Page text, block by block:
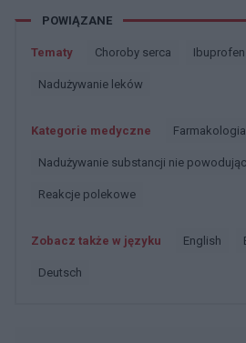
POWIĄZANE
Tematy Choroby serca Ibuprofen
Nadużywanie leków
Kategorie medyczne Farmakologia
Nadużywanie substancji nie
Reakcje polekowe
Zobacz także w języku english
deutsch